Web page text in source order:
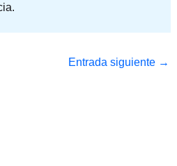
Entrada siguiente →